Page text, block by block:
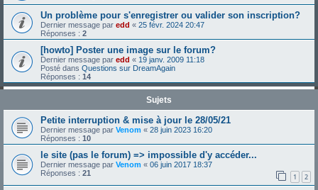
r
Un problème pour s'enregistrer ou valider son inscription?
Dernier message par edd « 25 févr. 2024 20:47
Réponses : 2
[howto] Poster une image sur le forum?
Dernier message par edd « 19 janv. 2009 11:18
Posté dans Questions sur DreamAgain
Réponses : 14
Sujets
Petite interruption & mise à jour le 28/05/21
Dernier message par Venom « 28 juin 2023 16:20
Réponses : 10
le site (pas le forum) => impossible d'y accéder...
Dernier message par Venom « 06 juin 2017 18:37
Réponses : 21 1 2